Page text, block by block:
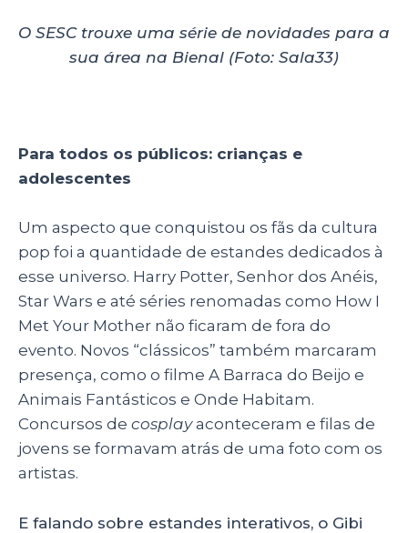
O SESC trouxe uma série de novidades para a
sua área na Bienal (Foto: Sala33)
Para todos os públicos: crianças e
adolescentes
Um aspecto que conquistou os fãs da cultura
pop foi a quantidade de estandes dedicados à
esse universo. Harry Potter, Senhor dos Anéis,
Star Wars e até séries renomadas como How I
Met Your Mother não ficaram de fora do
evento. Novos “clássicos” também marcaram
presença, como o filme A Barraca do Beijo e
Animais Fantásticos e Onde Habitam.
Concursos de cosplayaconteceram e filas de
jovens se formavam atrás de uma foto com os
artistas.
E falando sobre estandes interativos, o Gibi